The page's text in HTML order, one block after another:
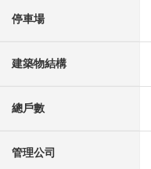
停車場
建築物結構
總戶數
管理公司